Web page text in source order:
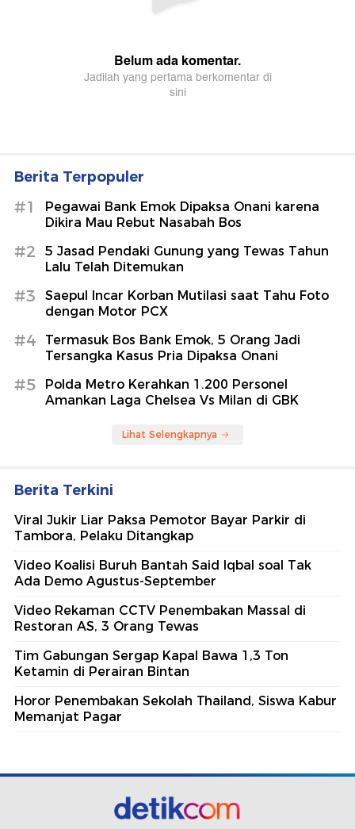
Berita Terpopuler
#1
Pegawai Bank Emok Dipaksa Onani karena
Dikira Mau Rebut Nasabah Bos
#2
5 Jasad Pendaki Gunung yang Tewas Tahun
Lalu Telah Ditemukan
#3
Saepul Incar Korban Mutilasi saat Tahu Foto
dengan Motor PCX
#4
Termasuk Bos Bank Emok, 5 Orang Jadi
Tersangka Kasus Pria Dipaksa Onani
#5
Polda Metro Kerahkan 1.200 Personel
Amankan Laga Chelsea Vs Milan di GBK
Lihat Selengkapnya
Berita Terkini
Viral Jukir Liar Paksa Pemotor Bayar Parkir di
Tambora, Pelaku Ditangkap
Video Koalisi Buruh Bantah Said Iqbal soal Tak
Ada Demo Agustus-September
Video Rekaman CCTV Penembakan Massal di
Restoran AS, 3 Orang Tewas
Tim Gabungan Sergap Kapal Bawa 1,3 Ton
Ketamin di Perairan Bintan
Horor Penembakan Sekolah Thailand, Siswa Kabur
Memanjat Pagar